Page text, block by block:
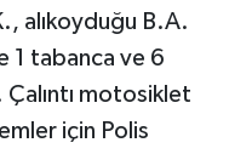
alıkoyduğu B.A.
1 tabanca ve 6
Çalıntı motosiklet
için Polis